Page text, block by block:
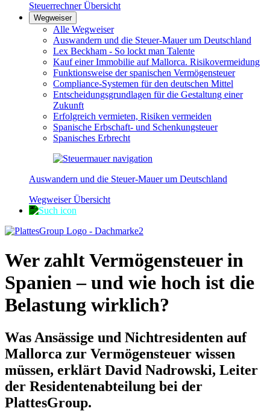
Steuerrechner Übersicht
Wegweiser
Alle Wegweiser
Auswandern und die Steuer-Mauer um Deutschland
Lex Beckham - So lockt man Talente
Kauf einer Immobilie auf Mallorca. Risikovermeidung
Funktionsweise der spanischen Vermögensteuer
Compliance-Systemen für den deutschen Mittel
Entscheidungsgrundlagen für die Gestaltung einer
Zukunft
Erfolgreich vermieten, Risiken vermeiden
Spanische Erbschaft- und Schenkungsteuer
Spanisches Erbrecht
Auswandern und die Steuer-Mauer um Deutschland
Wegweiser Übersicht
Wer zahlt Vermögensteuer in
Spanien – und wie hoch ist die
Belastung wirklich?
Was Ansässige und Nichtresidenten auf
Mallorca zur Vermögensteuer wissen
müssen, erklärt David Nadrowski, Leiter
der Residentenabteilung bei der
PlattesGroup.